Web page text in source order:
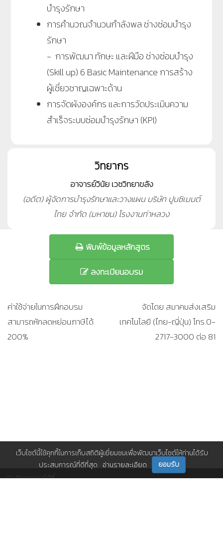
บำรุงรักษา
การคำนวณจำนวนกำลังพล ช่างซ่อมบำรุง
รักษา
- การพัฒนา ทักษะ และฝีมือ ช่างซ่อมบำรุง
(Skill up) 6 Basic Maintenance การสร้าง
ผู้เชี่ยวชาญเฉพาะด้าน
การจัดผังองค์กร และการวัดประเมินความ
สำเร็จระบบซ่อมบำรุงรักษา (KPI)
วิทยากร
อาจารย์วินัย เวชวิทยาขลัง
(อดีต) ผู้จัดการบำรุงรักษาและวางแผน บริษัท ปูนซิเมนต์
ไทย จำกัด (มหาชน) โรงงานท่าหลวง
พิมพ์ข้อมูลหลักสูตร
ลงทะเบียนอบรม
ค่าใช้จ่ายในการฝึกอบรม
สามารถหักลดหย่อนภาษีได้
200%
จัดโดย สมาคมส่งเสริม
เทคโนโลยี (ไทย-ญี่ปุ่น) โทร.0-
2717-3000 ต่อ 81
ติดตามเราได้ที่
เว็บไซต์นี้ใช้คุกกี้ในการเก็บสถิติผู้เยี่ยมชมเพื่อพัฒนาเว็บไซต์ให้ท่านได้รับ
ประสบการณ์ที่ดีที่สุด อ่านรายละเอียด ยอมรับ